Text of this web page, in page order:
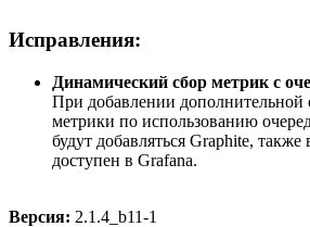
Исправления:
Динамический сбор метрик с
При добавлении дополнительной
метрики по использованию
будут добавляться Graphite,
доступен в Grafana.
Версия: 2.1.4_b11-1